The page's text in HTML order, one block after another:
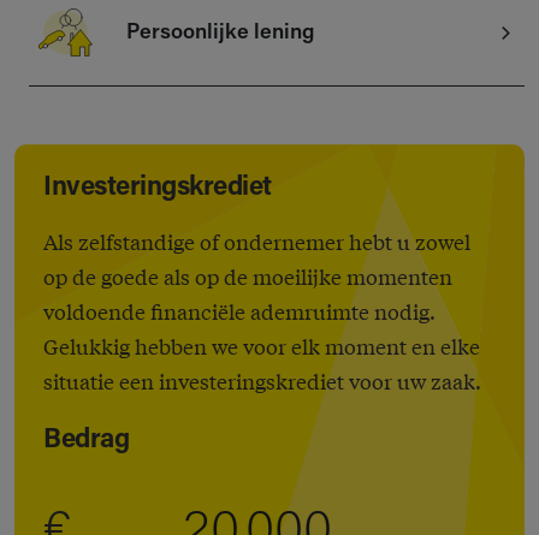
Persoonlijke lening
Investeringskrediet
Als zelfstandige of ondernemer hebt u zowel
op de goede als op de moeilijke momenten
voldoende financiële ademruimte nodig.
Gelukkig hebben we voor elk moment en elke
situatie een investeringskrediet voor uw zaak.
Bedrag